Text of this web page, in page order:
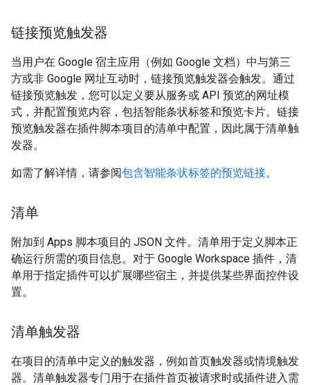
链接预览触发器
当用户在 Google 宿主应用（例如 Google 文档）中与第三
方或非 Google 网址互动时，链接预览触发器会触发。通过
链接预览触发，您可以定义要从服务或 API 预览的网址模
式，并配置预览内容，包括智能条状标签和预览卡片。链接
预览触发器在插件脚本项目的清单中配置，因此属于清单触
发器。
如需了解详情，请参阅包含智能条状标签的预览链接。
清单
附加到 Apps 脚本项目的 JSON 文件。清单用于定义脚本正
确运行所需的项目信息。对于 Google Workspace 插件，清
单用于指定插件可以扩展哪些宿主，并提供某些界面控件设
置。
清单触发器
在项目的清单中定义的触发器，例如首页触发器或情境触发
器。清单触发器专门用于在插件首页被请求时或插件进入需